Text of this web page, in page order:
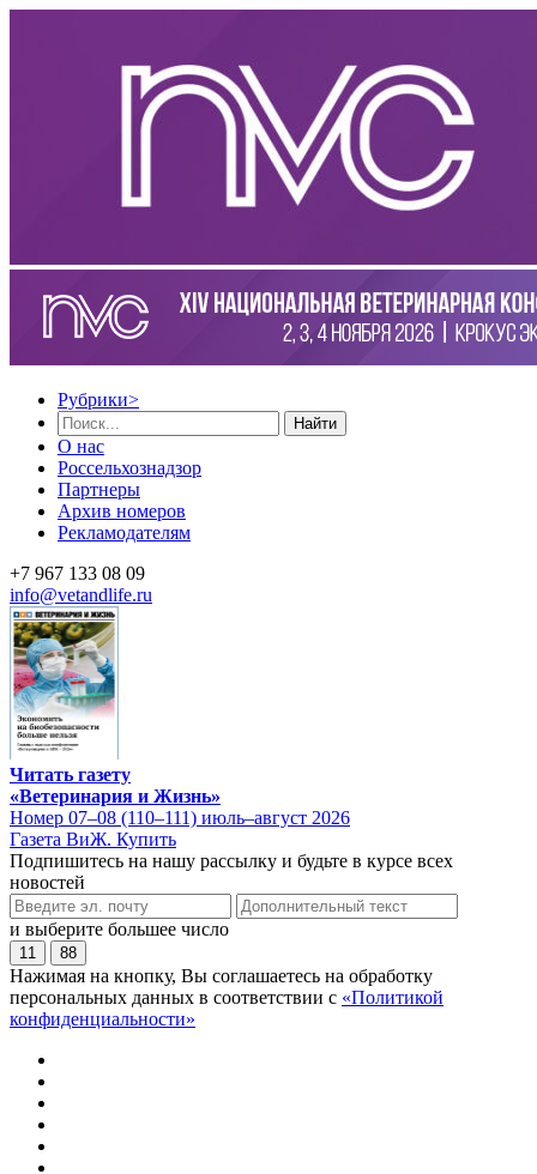
Рубрики>
Найти
О нас
Россельхознадзор
Партнеры
Архив номеров
Рекламодателям
+7 967 133 08 09
info@vetandlife.ru
Читать газету
«Ветеринария и Жизнь»
Номер 07–08 (110–111) июль–август 2026
Газета ВиЖ. Купить
Подпишитесь на нашу рассылку и будьте в курсе всех
новостей
и выберите большее число
11 88
Нажимая на кнопку, Вы соглашаетесь на обработку
персональных данных в соответствии с «Политикой
конфиденциальности»